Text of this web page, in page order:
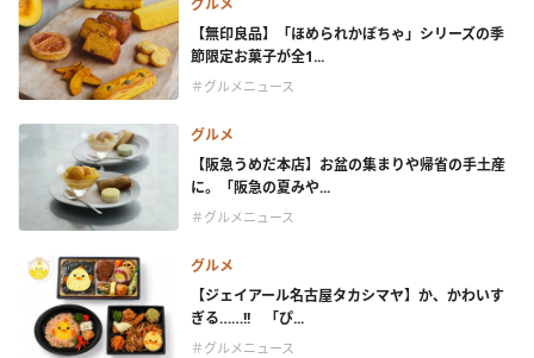
グルメ
【無印良品】「ほめられかぼちゃ」シリーズの季
節限定お菓子が全1...
＃グルメニュース
グルメ
【阪急うめだ本店】お盆の集まりや帰省の手土産
に。「阪急の夏みや...
＃グルメニュース
グルメ
【ジェイアール名古屋タカシマヤ】か、かわいす
ぎる……!! 「ぴ...
＃グルメニュース